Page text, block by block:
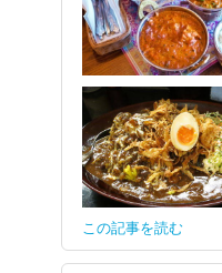
この記事を読む